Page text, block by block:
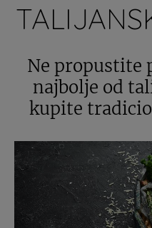
Ne propustite
najbolje od
kupite